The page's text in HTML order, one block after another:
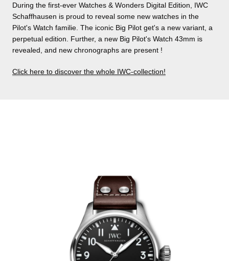
During the first-ever Watches & Wonders Digital Edition, IWC
Schaffhausen is proud to reveal some new watches in the
Pilot's Watch familie. The iconic Big Pilot get's a new variant, a
perpetual edition. Further, a new Big Pilot's Watch 43mm is
revealed, and new chronographs are present !
Click here to discover the whole IWC-collection!